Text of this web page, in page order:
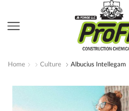
Home Culture Albucius Intellegam